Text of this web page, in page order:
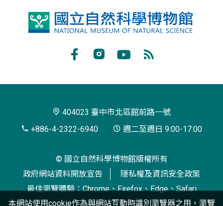
國
博
閱
404023 臺中市北區館前路一號
+886-4-2322-6940
週二至週日 9:00-17:00
© 國立自然科學博物館版權所有
政府網站資料開放宣告
隱私權及資訊安全政策
最佳瀏覽體驗：Chrome、Firefox、Edge、Safari
本網站使用cookie作為與網站互動時識別瀏覽器之用，瀏覽